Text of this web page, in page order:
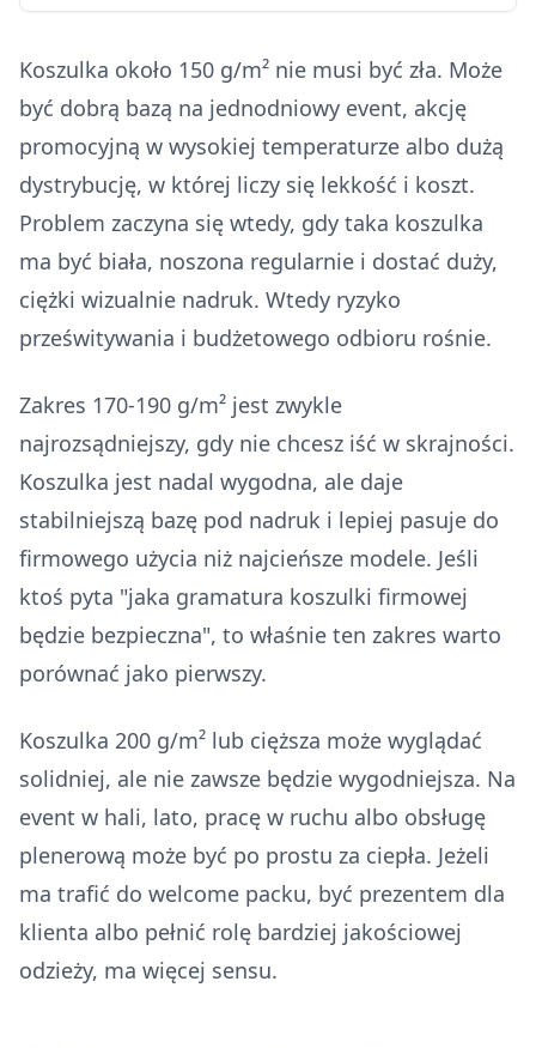
Koszulka około 150 g/m² nie musi być zła. Może
być dobrą bazą na jednodniowy event, akcję
promocyjną w wysokiej temperaturze albo dużą
dystrybucję, w której liczy się lekkość i koszt.
Problem zaczyna się wtedy, gdy taka koszulka
ma być biała, noszona regularnie i dostać duży,
ciężki wizualnie nadruk. Wtedy ryzyko
prześwitywania i budżetowego odbioru rośnie.
Zakres 170-190 g/m² jest zwykle
najrozsądniejszy, gdy nie chcesz iść w skrajności.
Koszulka jest nadal wygodna, ale daje
stabilniejszą bazę pod nadruk i lepiej pasuje do
firmowego użycia niż najcieńsze modele. Jeśli
ktoś pyta "jaka gramatura koszulki firmowej
będzie bezpieczna", to właśnie ten zakres warto
porównać jako pierwszy.
Koszulka 200 g/m² lub cięższa może wyglądać
solidniej, ale nie zawsze będzie wygodniejsza. Na
event w hali, lato, pracę w ruchu albo obsługę
plenerową może być po prostu za ciepła. Jeżeli
ma trafić do welcome packu, być prezentem dla
klienta albo pełnić rolę bardziej jakościowej
odzieży, ma więcej sensu.